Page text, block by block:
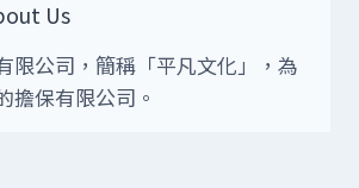
Us
限公司，簡稱「平凡文化」，為
擔保有限公司。